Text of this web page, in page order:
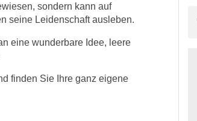
sondern kann auf
seine Leidenschaft ausleben.
eine wunderbare Idee, leere
finden Sie Ihre ganz eigene